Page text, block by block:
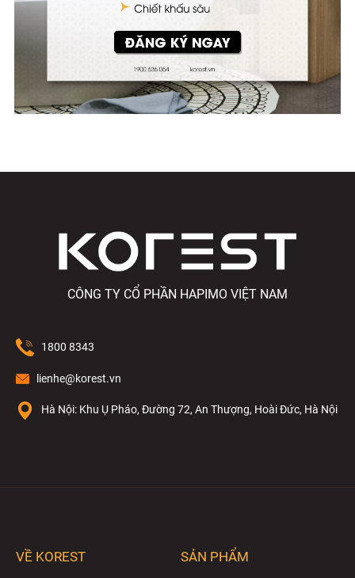
CÔNG TY CỔ PHẦN HAPIMO VIỆT NAM
1800 8343
lienhe@korest.vn
Hà Nội: Khu Ụ Pháo, Đường 72, An Thượng, Hoài Đức, Hà Nội
VỀ KOREST
SẢN PHẨM